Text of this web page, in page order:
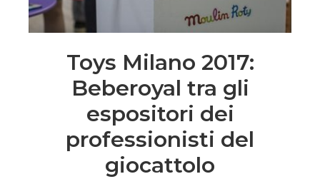
Toys Milano 2017:
Beberoyal tra gli
espositori dei
professionisti del
giocattolo